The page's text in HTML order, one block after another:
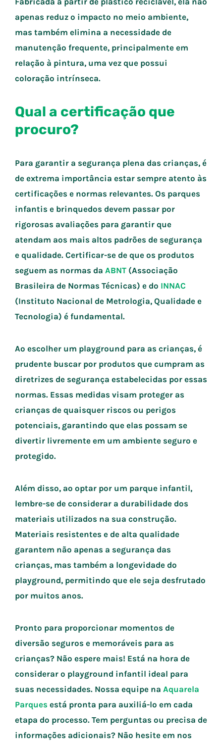
apenas reduz o impacto no meio ambiente,
mas também elimina a necessidade de
manutenção frequente, principalmente em
relação à pintura, uma vez que possui
coloração intrínseca.
Qual a certificação que
procuro?
Para garantir a segurança plena das crianças, é
de extrema importância estar sempre atento às
certificações e normas relevantes. Os parques
infantis e brinquedos devem passar por
rigorosas avaliações para garantir que
atendam aos mais altos padrões de segurança
e qualidade. Certificar-se de que os produtos
seguem as normas da ABNT (Associação
Brasileira de Normas Técnicas) e do INNAC
(Instituto Nacional de Metrologia, Qualidade e
Tecnologia) é fundamental.
Ao escolher um playground para as crianças, é
prudente buscar por produtos que cumpram as
diretrizes de segurança estabelecidas por essas
normas. Essas medidas visam proteger as
crianças de quaisquer riscos ou perigos
potenciais, garantindo que elas possam se
divertir livremente em um ambiente seguro e
protegido.
Além disso, ao optar por um parque infantil,
lembre-se de considerar a durabilidade dos
materiais utilizados na sua construção.
Materiais resistentes e de alta qualidade
garantem não apenas a segurança das
crianças, mas também a longevidade do
playground, permitindo que ele seja desfrutado
por muitos anos.
Pronto para proporcionar momentos de
diversão seguros e memoráveis para as
crianças? Não espere mais! Está na hora de
considerar o playground infantil ideal para
suas necessidades. Nossa equipe na Aquarela
Parques está pronta para auxiliá-lo em cada
etapa do processo. Tem perguntas ou precisa de
informações adicionais? Não hesite em nos